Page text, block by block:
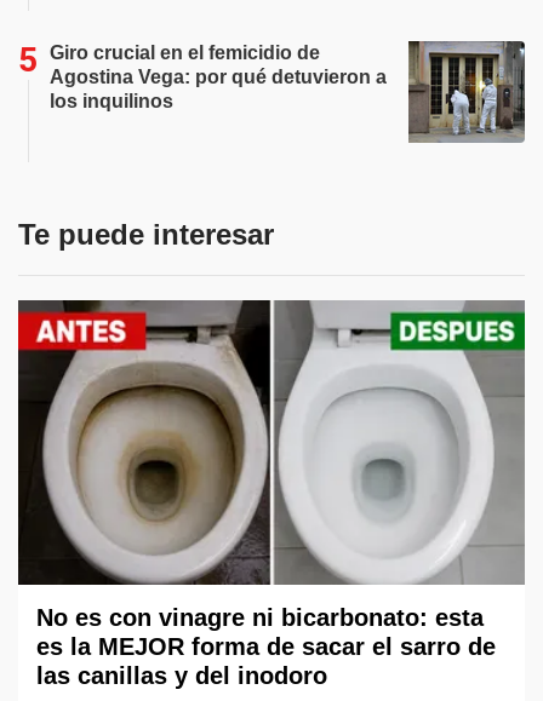
Giro crucial en el femicidio de
Agostina Vega: por qué detuvieron a
los inquilinos
Te puede interesar
No es con vinagre ni bicarbonato: esta
es la MEJOR forma de sacar el sarro de
las canillas y del inodoro